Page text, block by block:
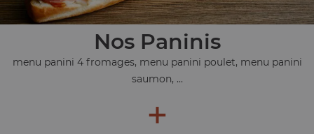
Nos Paninis
menu panini 4 fromages, menu panini poulet, menu panini
saumon, ...
+